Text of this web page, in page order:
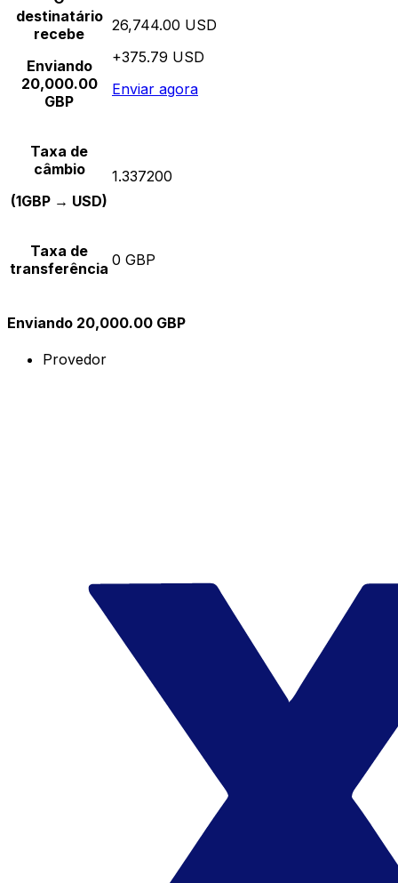
destinatário
recebe
Enviando
20,000.00
GBP
26,744.00 USD
+375.79 USD
Enviar agora
Taxa de
câmbio
(1GBP → USD)
1.337200
Taxa de
transferência 0 GBP
Enviando 20,000.00 GBP
Provedor